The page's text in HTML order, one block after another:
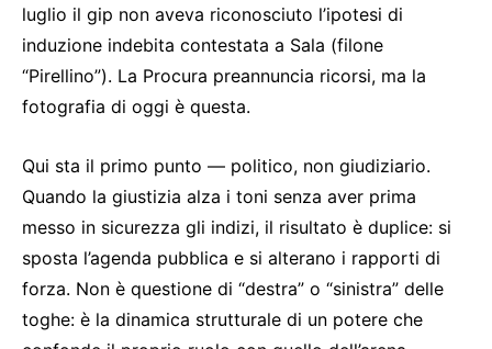
luglio il gip non aveva riconosciuto l’ipotesi di
induzione indebita contestata a Sala (filone
“Pirellino”). La Procura preannuncia ricorsi, ma la
fotografia di oggi è questa.
Qui sta il primo punto — politico, non giudiziario.
Quando la giustizia alza i toni senza aver prima
messo in sicurezza gli indizi, il risultato è duplice: si
sposta l’agenda pubblica e si alterano i rapporti di
forza. Non è questione di “destra” o “sinistra” delle
toghe: è la dinamica strutturale di un potere che